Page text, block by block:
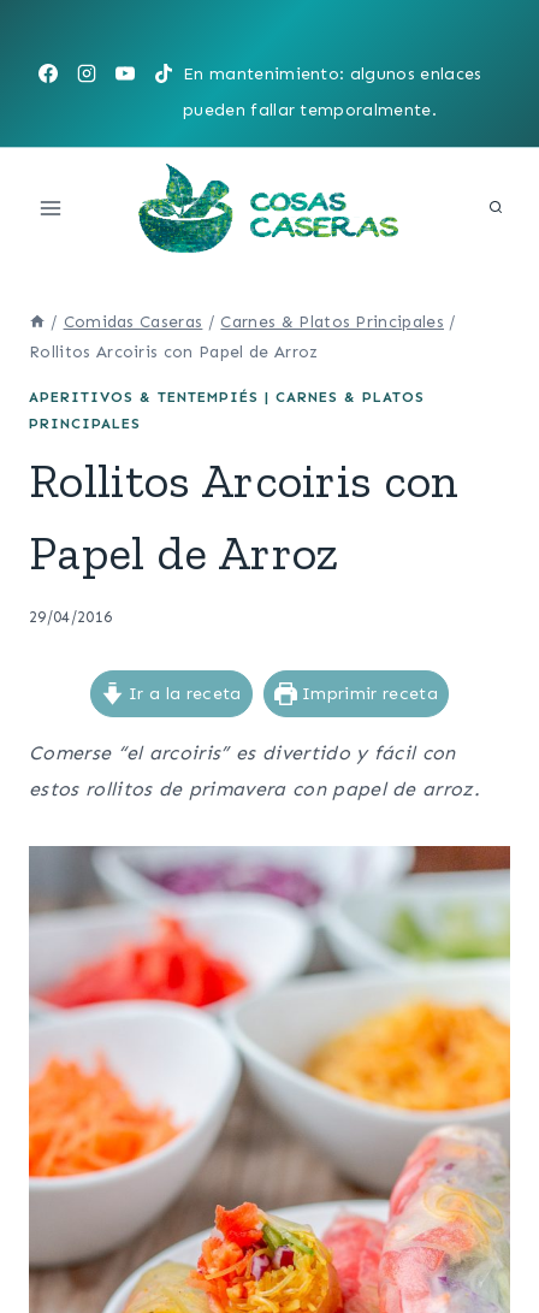
contenido
En mantenimiento: algunos enlaces
pueden fallar temporalmente.
/ Comidas Caseras / Carnes & Platos Principales /
Rollitos Arcoiris con Papel de Arroz
APERITIVOS & TENTEMPIÉS | CARNES & PLATOS
PRINCIPALES
Rollitos Arcoiris con
Papel de Arroz
29/04/2016
Ir a la receta Imprimir receta
Comerse “el arcoiris” es divertido y fácil con
estos rollitos de primavera con papel de arroz.